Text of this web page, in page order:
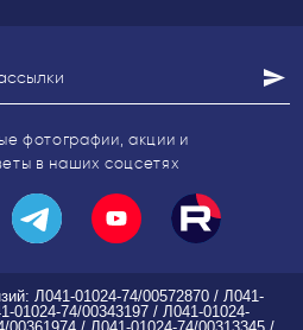
фотографии, акции и
в наших соцсетях
Л041-01024-74/00572870 / Л041-
01024-74/00343197 / Л041-01024-